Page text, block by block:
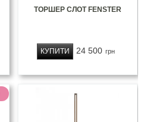
ТОРШЕР СЛОТ FENSTER
24 500 грн
КУПИТИ